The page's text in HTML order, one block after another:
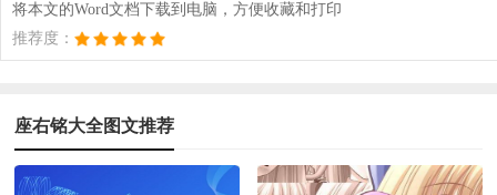
将本文的Word文档下载到电脑，方便收藏和打印
推荐度：
座右铭大全图文推荐